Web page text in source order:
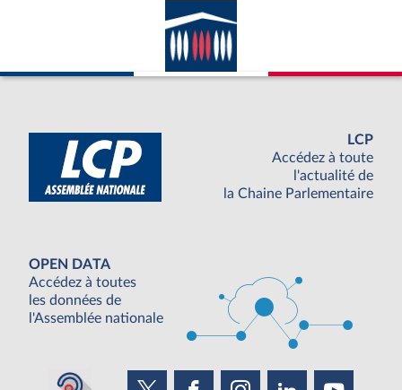
LCP
Accédez à toute
l'actualité de
la Chaine Parlementaire
OPEN DATA
Accédez à toutes
les données de
l'Assemblée nationale